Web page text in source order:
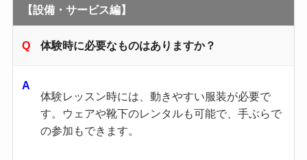
【設備・サービス編】
体験時に必要なものはありますか？
体験レッスン時には、動きやすい服装が必要で
す。​ウェアや靴下のレンタルも可能で、手ぶらで
の参加もできます。